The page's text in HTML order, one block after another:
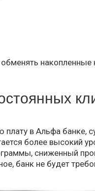
в Альфа банке,
более высокий
сниженный
банк не будет